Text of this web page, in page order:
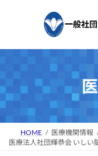
ツ
キ
ッ
プ
シ
に
移
動
HOME
医療機関情報
医療法人社団輝恭会 いしい